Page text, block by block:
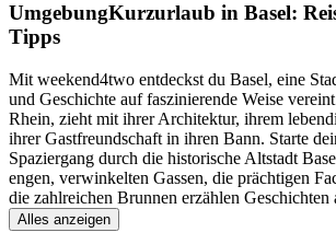
UmgebungKurzurlaub in Basel:
Tipps
Mit weekend4two entdeckst du Basel, eine
und Geschichte auf faszinierende Weise
Rhein, zieht mit ihrer Architektur, ihrem
ihrer Gastfreundschaft in ihren Bann. Starte
Spaziergang durch die historische Altstadt
engen, verwinkelten Gassen, die prächtigen
die zahlreichen Brunnen erzählen Geschichten
Alles anzeigen